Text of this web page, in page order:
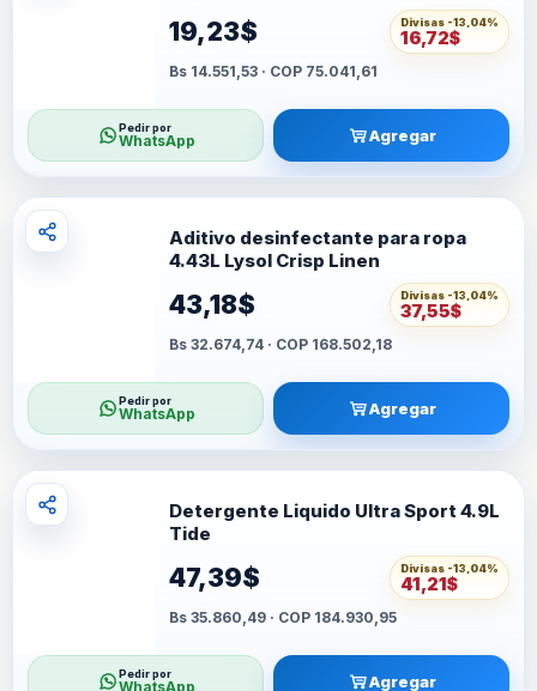
19,23$ Divisas -13,04%
16,72$
Bs 14.551,53 · COP 75.041,61
Pedir por
WhatsApp Agregar
Aditivo desinfectante para ropa
4.43L Lysol Crisp Linen
43,18$ Divisas -13,04%
37,55$
Bs 32.674,74 · COP 168.502,18
Pedir por
WhatsApp Agregar
Detergente Liquido Ultra Sport 4.9L
Tide
47,39$ Divisas -13,04%
41,21$
Bs 35.860,49 · COP 184.930,95
Pedir por
WhatsApp Agregar